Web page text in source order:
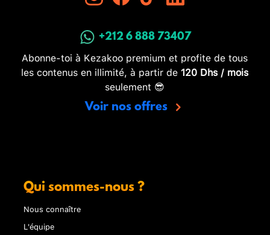
+212 6 888 73407
Abonne-toi à Kezakoo premium et profite de tous
les contenus en illimité, à partir de 120 Dhs / mois
seulement 😎
Voir nos offres
Qui sommes-nous ?
Nous connaître
L'équipe